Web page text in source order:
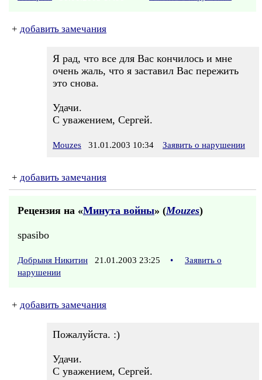
+ добавить замечания
Я рад, что все для Вас кончилось и мне
очень жаль, что я заставил Вас пережить
это снова.
Удачи.
С уважением, Сергей.
Mouzes 31.01.2003 10:34 Заявить о нарушении
+ добавить замечания
Рецензия на «Минута войны» (Mouzes)
spasibo
Добрыня Никитин 21.01.2003 23:25 •
Заявить о
нарушении
+ добавить замечания
Пожалуйста. :)
Удачи.
С уважением, Сергей.